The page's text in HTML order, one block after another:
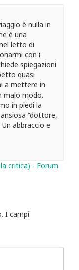
è nulla in
è una
letto di
con i
spiegazioni
quasi
a mettere in
malo modo.
in piedi la
“dottore,
abbraccio e
critica) - Forum
I campi